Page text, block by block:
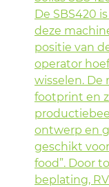
De SBS420
deze
positie van
operator
wisselen. De
footprint en
ontwerp en
geschikt
food”. Door
beplating,